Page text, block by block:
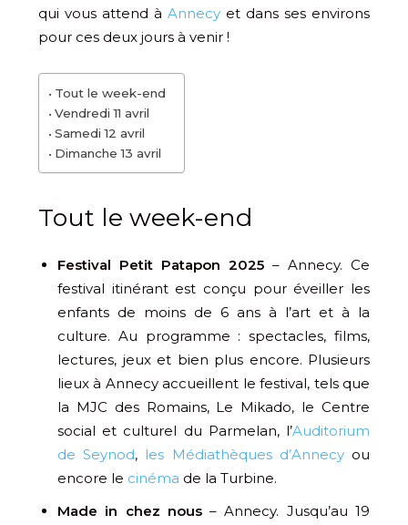
qui vous attend à Annecy et dans ses environs
pour ces deux jours à venir !
Tout le week-end
Vendredi 11 avril
Samedi 12 avril
Dimanche 13 avril
Tout le week-end
Festival Petit Patapon 2025 – Annecy. Ce
festival itinérant est conçu pour éveiller les
enfants de moins de 6 ans à l’art et à la
culture. Au programme : spectacles, films,
lectures, jeux et bien plus encore. Plusieurs
lieux à Annecy accueillent le festival, tels que
la MJC des Romains, Le Mikado, le Centre
social et culturel du Parmelan, l’Auditorium
de Seynod, les Médiathèques d’Annecyou
encore le cinéma de la Turbine.
Made in chez nous– Annecy. Jusqu’au 19